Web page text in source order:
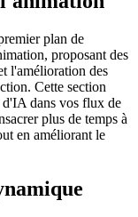
plan de
proposant des
l'amélioration des
Cette section
dans vos flux de
plus de temps à
en améliorant le